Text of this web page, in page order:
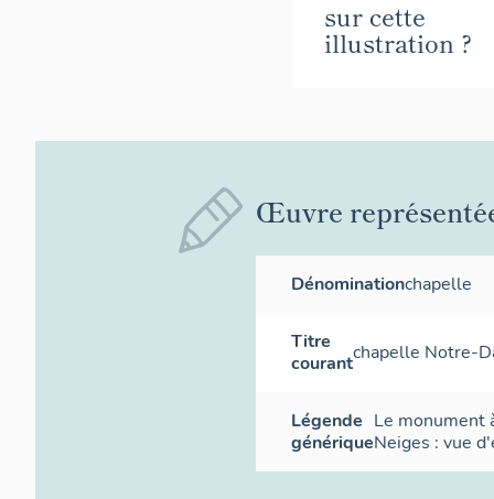
sur cette
illustration ?
Œuvre
Dénominationchapelle
Titre
courantchapelle Notre-
Légende
générique
Le monument
Neiges : vue